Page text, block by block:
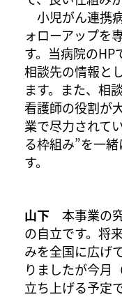
小児がん連携
ォローアップを
す。当病院のHP
相談先の情報と
ます。また、相
看護師の役割が
業で尽力されて
る枠組み”を一
す。
山下 本事業の
の自立です。将
みを全国に広げ
りましたが今月
立ち上げる予定で